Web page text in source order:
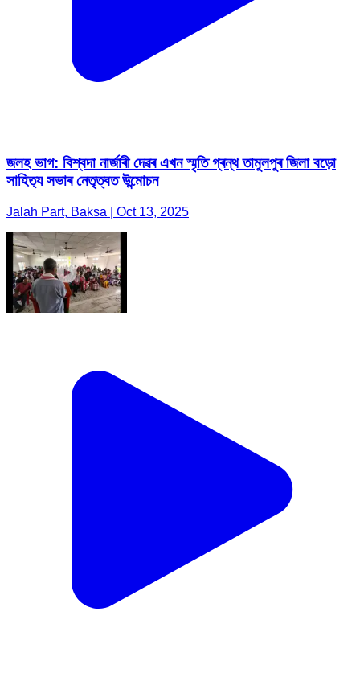
জলহ ভাগ: বিশ্বদা নাৰ্জাৰী দেৱৰ এখন স্মৃতি গ্ৰন্থ তামুলপুৰ জিলা বড়ো
সাহিত‍্য সভাৰ নেতৃত্বত উন্মোচন
Jalah Part, Baksa | Oct 13, 2025